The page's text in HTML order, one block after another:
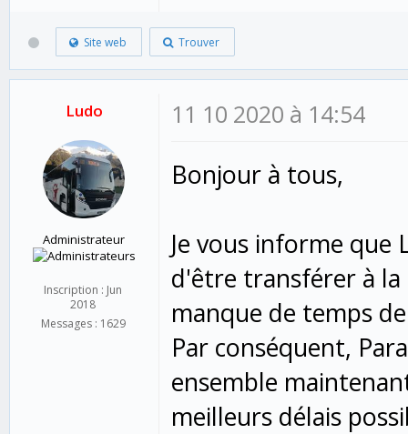
Site web Trouver
Ludo
Administrateur
Inscription : Jun
2018
Messages : 1629
11 10 2020 à 14:54
Bonjour à tous,
Je vous informe
d'être transférer à la
manque de temps
Par conséquent,
ensemble
meilleurs délais